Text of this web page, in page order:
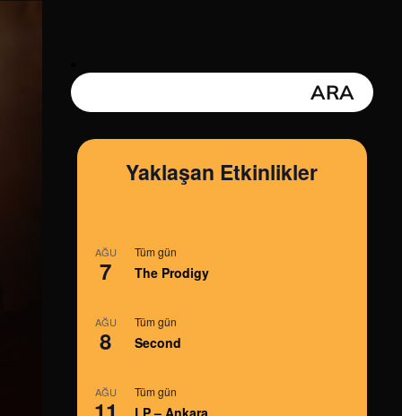
Yaklaşan Etkinlikler
AĞU
7
Tüm gün
The Prodigy
AĞU
8
Tüm gün
Second
AĞU Tüm gün